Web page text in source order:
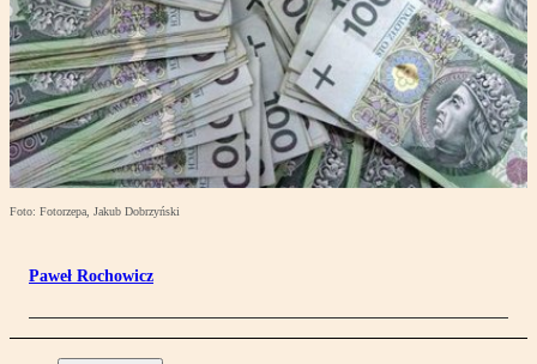
Foto: Fotorzepa, Jakub Dobrzyński
Paweł Rochowicz